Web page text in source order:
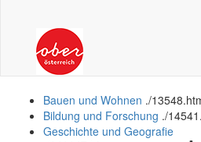
Bauen und Wohnen ./
Bildung und Forschung ./
Geschichte und Geografie